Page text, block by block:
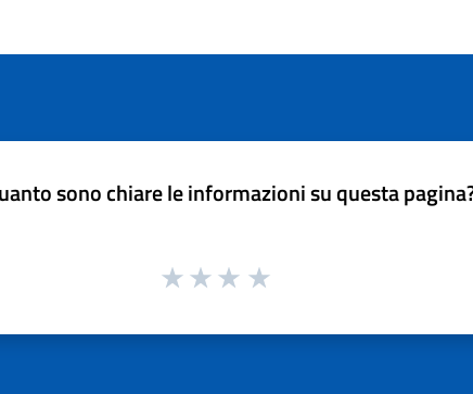
sono chiare le informazioni su questa